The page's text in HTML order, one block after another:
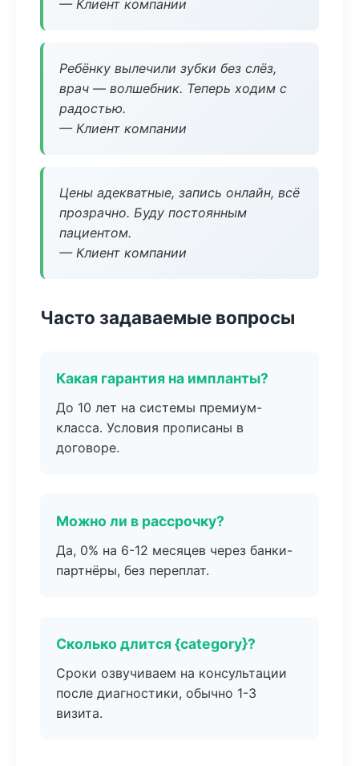
— Клиент компании
Ребёнку вылечили зубки без слёз,
врач — волшебник. Теперь ходим с
радостью.
— Клиент компании
Цены адекватные, запись онлайн, всё
прозрачно. Буду постоянным
пациентом.
— Клиент компании
Часто задаваемые вопросы
Какая гарантия на импланты?
До 10 лет на системы премиум-
класса. Условия прописаны в
договоре.
Можно ли в рассрочку?
Да, 0% на 6-12 месяцев через банки-
партнёры, без переплат.
Сколько длится {category}?
Сроки озвучиваем на консультации
после диагностики, обычно 1-3
визита.